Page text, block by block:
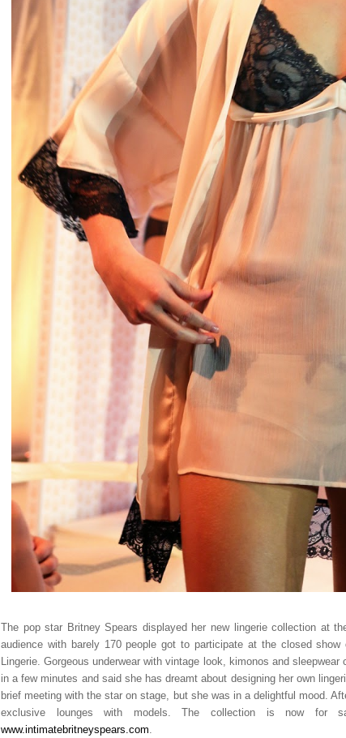
The pop star Britney Spears displayed her new lingerie collection at
audience with barely 170 people got to participate at the closed show
Lingerie. Gorgeous underwear with vintage look, kimonos and
in a few minutes and said she has dreamt about designing her own
brief meeting with the star on stage, but she was in a delightful mood.
exclusive lounges with models. The collection is now for
www.intimatebritneyspears.com.